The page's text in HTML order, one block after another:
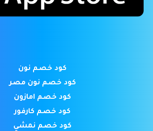
كود خصم نون
كود خصم نون مصر
كود خصم امازون
كود خصم كارفور
كود خصم نمشي